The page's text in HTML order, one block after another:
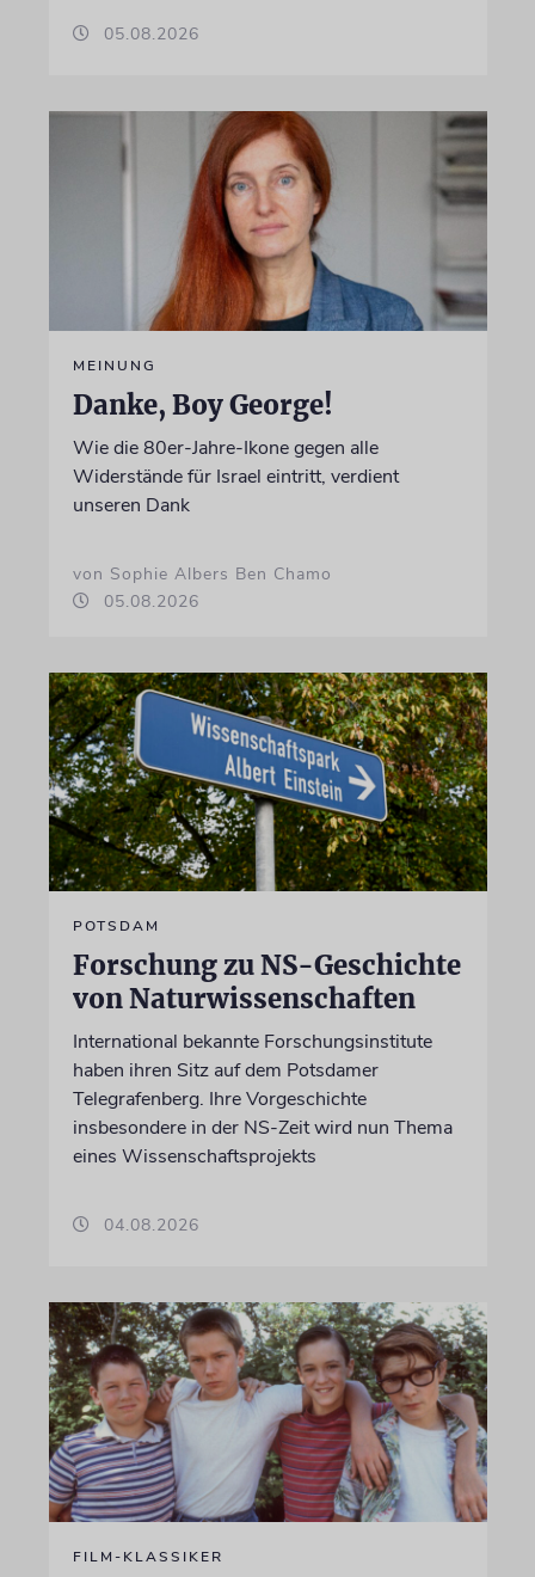
05.08.2026
MEINUNG
Danke, Boy George!
Wie die 80er-Jahre-Ikone gegen alle
Widerstände für Israel eintritt, verdient
unseren Dank
von Sophie Albers Ben Chamo
05.08.2026
POTSDAM
Forschung zu NS-Geschichte
von Naturwissenschaften
International bekannte Forschungsinstitute
haben ihren Sitz auf dem Potsdamer
Telegrafenberg. Ihre Vorgeschichte
insbesondere in der NS-Zeit wird nun Thema
eines Wissenschaftsprojekts
04.08.2026
FILM-KLASSIKER